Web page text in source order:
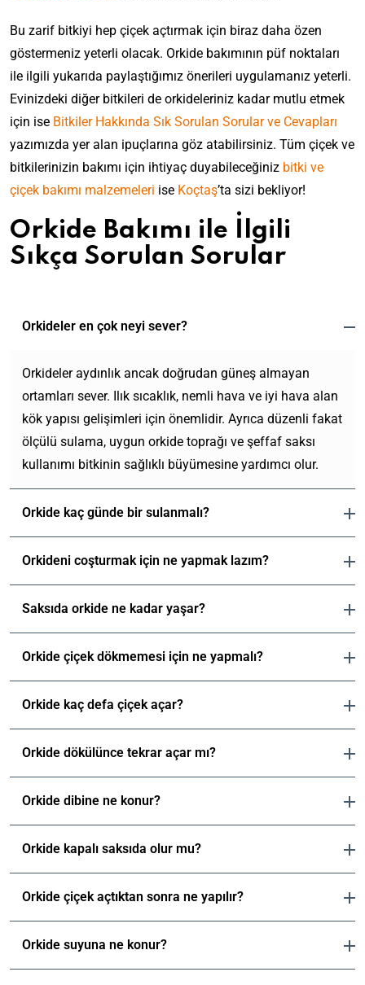
Bu zarif bitkiyi hep çiçek açtırmak için biraz daha özen
göstermeniz yeterli olacak. Orkide bakımının püf noktaları
ile ilgili yukarıda paylaştığımız önerileri uygulamanız yeterli.
Evinizdeki diğer bitkileri de orkideleriniz kadar mutlu etmek
için ise Bitkiler Hakkında Sık Sorulan Sorular ve Cevapları
yazımızda yer alan ipuçlarına göz atabilirsiniz. Tüm çiçek ve
bitkilerinizin bakımı için ihtiyaç duyabileceğiniz bitki ve
çiçek bakımı malzemeleri ise Koçtaş’ta sizi bekliyor!
Orkide Bakımı ile İlgili
Sıkça Sorulan Sorular
Orkideler en çok neyi sever?
Orkideler aydınlık ancak doğrudan güneş almayan
ortamları sever. Ilık sıcaklık, nemli hava ve iyi hava alan
kök yapısı gelişimleri için önemlidir. Ayrıca düzenli fakat
ölçülü sulama, uygun orkide toprağı ve şeffaf saksı
kullanımı bitkinin sağlıklı büyümesine yardımcı olur.
Orkide kaç günde bir sulanmalı?
Orkideni coşturmak için ne yapmak lazım?
Saksıda orkide ne kadar yaşar?
Orkide çiçek dökmemesi için ne yapmalı?
Orkide kaç defa çiçek açar?
Orkide dökülünce tekrar açar mı?
Orkide dibine ne konur?
Orkide kapalı saksıda olur mu?
Orkide çiçek açtıktan sonra ne yapılır?
Orkide suyuna ne konur?